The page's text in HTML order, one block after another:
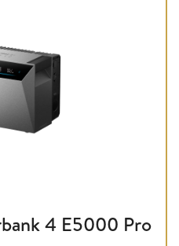
4 E5000 Pro